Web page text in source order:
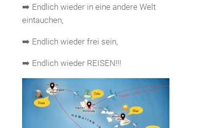
➡️ Endlich wieder in eine andere Welt
eintauchen,
➡️ Endlich wieder frei sein,
➡️ Endlich wieder REISEN!!!